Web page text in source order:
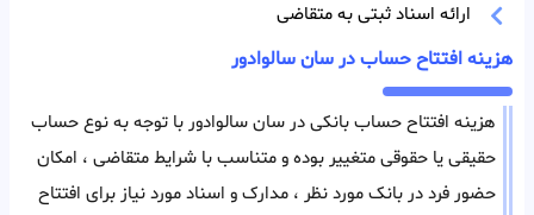
ارائه اسناد ثبتی به متقاضی
هزینه افتتاح حساب در سان سالوادور
هزینه افتتاح حساب بانکی در سان سالوادور با توجه به نوع حساب
حقیقی یا حقوقی متغییر بوده و متناسب با شرایط متقاضی ، امکان
حضور فرد در بانک مورد نظر ، مدارک و اسناد مورد نیاز برای افتتاح